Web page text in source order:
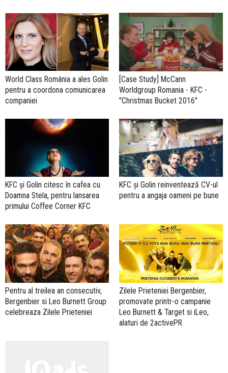
World Class România a ales Golin
pentru a coordona comunicarea
companiei
[Case Study] McCann
Worldgroup Romania - KFC -
"Christmas Bucket 2016"
KFC și Golin citesc în cafea cu
Doamna Stela, pentru lansarea
primului Coffee Corner KFC
KFC și Golin reinventează CV-ul
pentru a angaja oameni pe bune
Pentru al treilea an consecutiv,
Bergenbier si Leo Burnett Group
celebreaza Zilele Prieteniei
Zilele Prieteniei Bergenbier,
promovate printr-o campanie
Leo Burnett & Target si iLeo,
alaturi de 2activePR